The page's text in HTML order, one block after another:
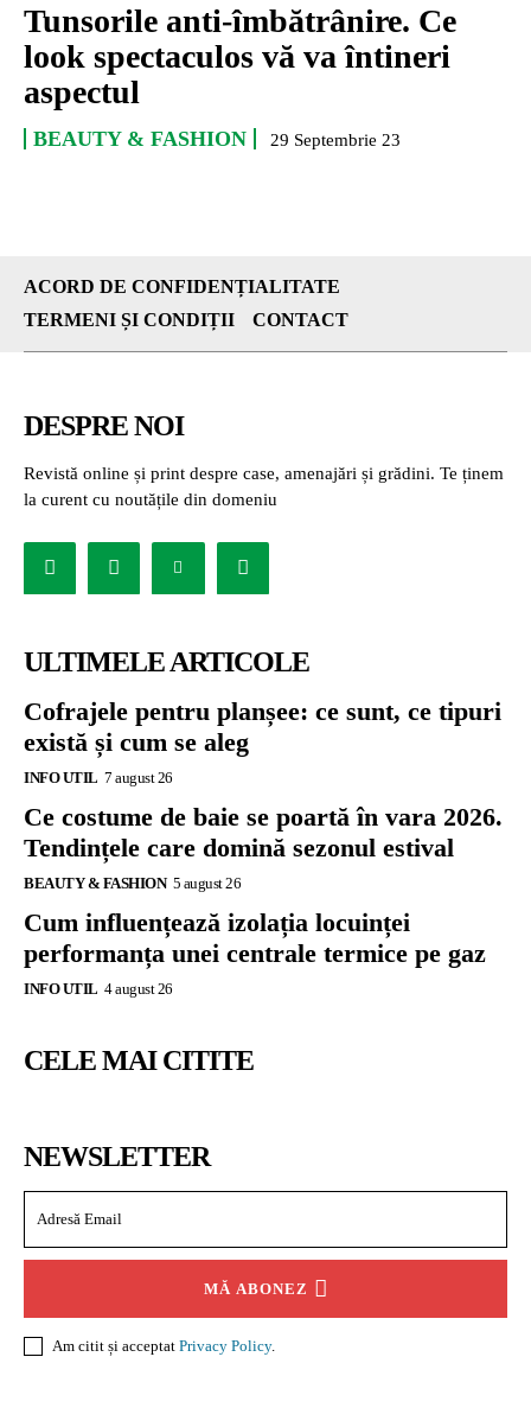
Tunsorile anti-îmbătrânire. Ce
look spectaculos vă va întineri
aspectul
BEAUTY & FASHION 29 Septembrie 23
ACORD DE CONFIDENȚIALITATE
TERMENI ȘI CONDIȚII
CONTACT
DESPRE NOI
Revistă online și print despre case, amenajări și grădini. Te ținem
la curent cu noutățile din domeniu
ULTIMELE ARTICOLE
Cofrajele pentru planșee: ce sunt, ce tipuri
există și cum se aleg
INFO UTIL 7 august 26
Ce costume de baie se poartă în vara 2026.
Tendințele care domină sezonul estival
BEAUTY & FASHION 5 august 26
Cum influențează izolația locuinței
performanța unei centrale termice pe gaz
INFO UTIL 4 august 26
CELE MAI CITITE
NEWSLETTER
MĂ ABONEZ
Am citit și acceptat Privacy Policy.